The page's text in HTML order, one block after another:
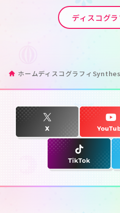
ディスコグ
ホームディスコグラフィ